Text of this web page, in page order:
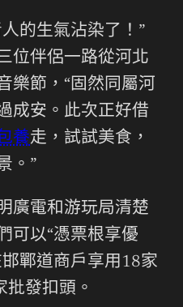
的生氣沾染了！”
位伴侶一路從河北
樂節，“固然同屬河
成安。此次正好借
養走，試試美食，
。”
廣電和游玩局清楚
可以“憑票根享優
鄲道商戶享用18家
發扣頭。